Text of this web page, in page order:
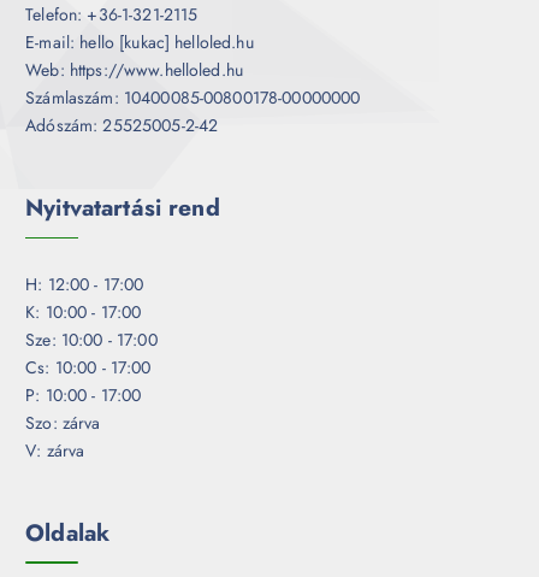
Telefon: +36-1-321-2115
E-mail: hello [kukac] helloled.hu
Web: https://www.helloled.hu
Számlaszám: 10400085-00800178-00000000
Adószám: 25525005-2-42
Nyitvatartási rend
H: 12:00 - 17:00
K: 10:00 - 17:00
Sze: 10:00 - 17:00
Cs: 10:00 - 17:00
P: 10:00 - 17:00
Szo: zárva
V: zárva
Oldalak